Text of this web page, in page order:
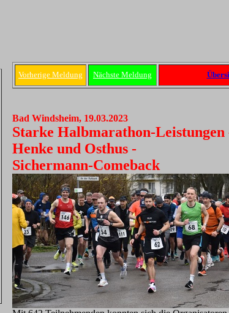
Vorherige Meldung Nächste Meldung
Bad Windsheim, 19.03.2023
Starke Halbmarathon-Leistungen
Henke und Osthus -
Sichermann-Comeback